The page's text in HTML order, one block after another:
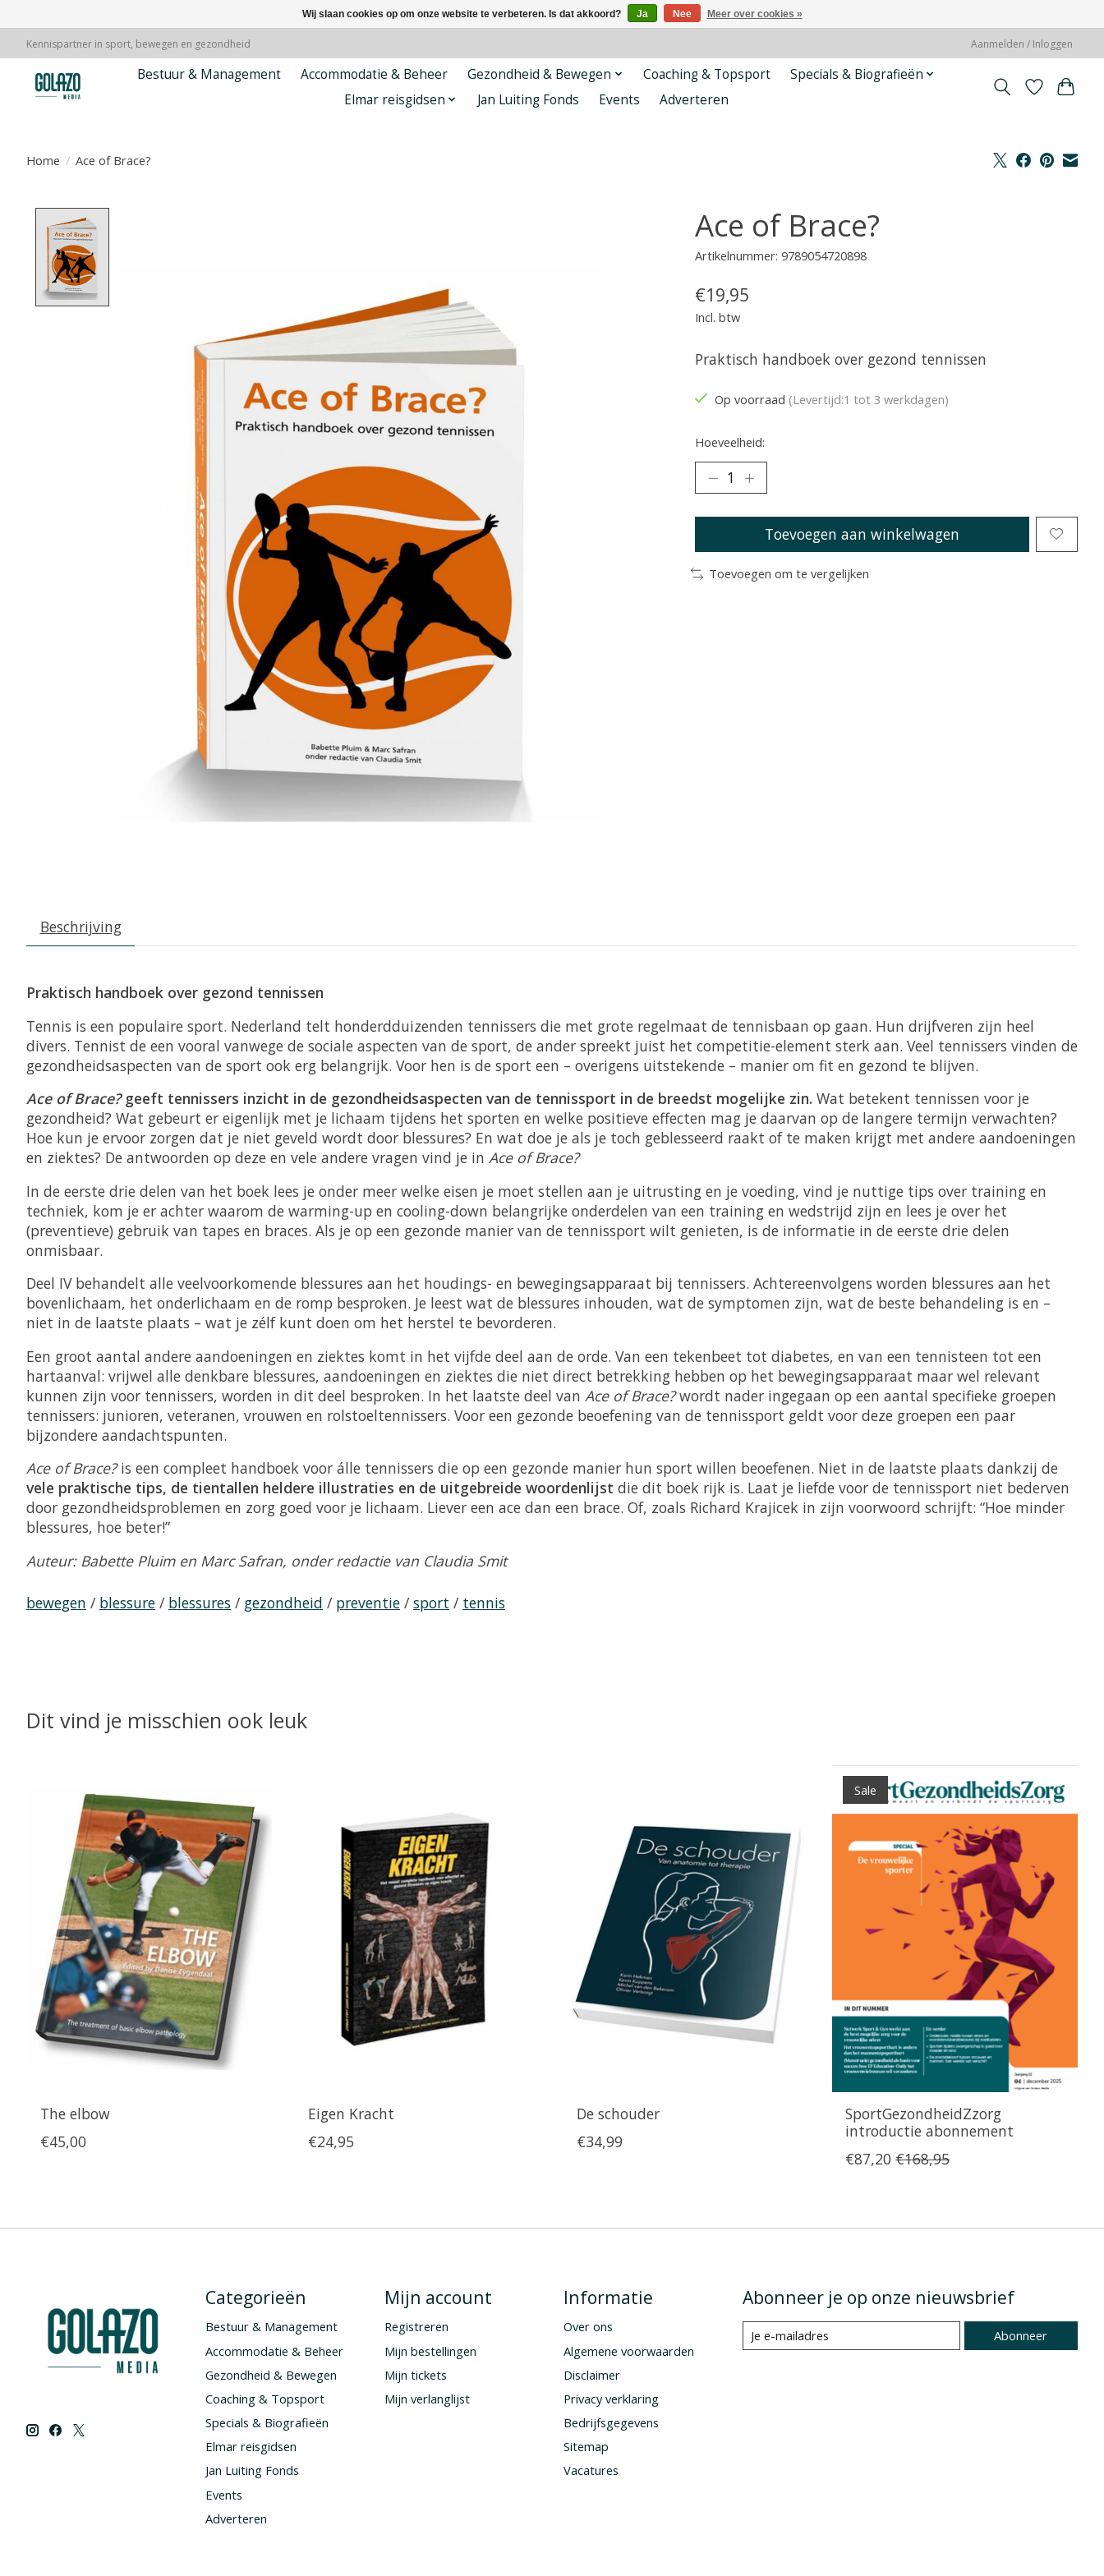
Kennispartner in sport, bewegen en gezondheid Aanmelden / Inloggen
Bestuur & Management Accommodatie & Beheer Gezondheid & Bewegen Coaching & Topsport
Specials & Biografieën
Elmar reisgidsen
Jan Luiting Fonds Events Adverteren
Home / Ace of Brace?
Ace of Brace?
Artikelnummer: 9789054720898
€19,95
Incl. btw
Praktisch handboek over gezond tennissen
Op voorraad (Levertijd:1 tot 3 werkdagen)
Hoeveelheid:
Toevoegen aan winkelwagen
Toevoegen om te vergelijken
Beschrijving
Praktisch handboek over gezond tennissen
Tennis is een populaire sport. Nederland telt honderdduizenden tennissers die met grote regelmaat de tennisbaan op gaan. Hun drijfveren zijn heel
divers. Tennist de een vooral vanwege de sociale aspecten van de sport, de ander spreekt juist het competitie-element sterk aan. Veel tennissers vinden de
gezondheidsaspecten van de sport ook erg belangrijk. Voor hen is de sport een – overigens uitstekende – manier om fit en gezond te blijven.
Ace of Brace?geeft tennissers inzicht in de gezondheidsaspecten van de tennissport in de breedst mogelijke zin. Wat betekent tennissen voor je
gezondheid? Wat gebeurt er eigenlijk met je lichaam tijdens het sporten en welke positieve effecten mag je daarvan op de langere termijn verwachten?
Hoe kun je ervoor zorgen dat je niet geveld wordt door blessures? En wat doe je als je toch geblesseerd raakt of te maken krijgt met andere aandoeningen
en ziektes? De antwoorden op deze en vele andere vragen vind je in Ace of Brace?
In de eerste drie delen van het boek lees je onder meer welke eisen je moet stellen aan je uitrusting en je voeding, vind je nuttige tips over training en
techniek, kom je er achter waarom de warming-up en cooling-down belangrijke onderdelen van een training en wedstrijd zijn en lees je over het
(preventieve) gebruik van tapes en braces. Als je op een gezonde manier van de tennissport wilt genieten, is de informatie in de eerste drie delen
onmisbaar.
Deel IV behandelt alle veelvoorkomende blessures aan het houdings- en bewegingsapparaat bij tennissers. Achtereenvolgens worden blessures aan het
bovenlichaam, het onderlichaam en de romp besproken. Je leest wat de blessures inhouden, wat de symptomen zijn, wat de beste behandeling is en –
niet in de laatste plaats – wat je zélf kunt doen om het herstel te bevorderen.
Een groot aantal andere aandoeningen en ziektes komt in het vijfde deel aan de orde. Van een tekenbeet tot diabetes, en van een tennisteen tot een
hartaanval: vrijwel alle denkbare blessures, aandoeningen en ziektes die niet direct betrekking hebben op het bewegingsapparaat maar wel relevant
kunnen zijn voor tennissers, worden in dit deel besproken. In het laatste deel van Ace of Brace?wordt nader ingegaan op een aantal specifieke groepen
tennissers: junioren, veteranen, vrouwen en rolstoeltennissers. Voor een gezonde beoefening van de tennissport geldt voor deze groepen een paar
bijzondere aandachtspunten.
Ace of Brace?is een compleet handboek voor álle tennissers die op een gezonde manier hun sport willen beoefenen. Niet in de laatste plaats dankzij de
vele praktische tips, de tientallen heldere illustraties en de uitgebreide woordenlijst die dit boek rijk is. Laat je liefde voor de tennissport niet bederven
door gezondheidsproblemen en zorg goed voor je lichaam. Liever een ace dan een brace. Of, zoals Richard Krajicek in zijn voorwoord schrijft: “Hoe minder
blessures, hoe beter!”
Auteur: Babette Pluim en Marc Safran, onder redactie van Claudia Smit
bewegen / blessure / blessures / gezondheid / preventie / sport / tennis
Dit vind je misschien ook leuk
The elbow
€45,00
Eigen Kracht
€24,95
De schouder
€34,99
Sale
SportGezondheidZzorg
introductie abonnement
€87,20 €168,95
Categorieën
Bestuur & Management
Accommodatie & Beheer
Gezondheid & Bewegen
Coaching & Topsport
Specials & Biografieën
Elmar reisgidsen
Jan Luiting Fonds
Events
Adverteren
Mijn account
Registreren
Mijn bestellingen
Mijn tickets
Mijn verlanglijst
Informatie
Over ons
Algemene voorwaarden
Disclaimer
Privacy verklaring
Bedrijfsgegevens
Sitemap
Vacatures
Abonneer je op onze nieuwsbrief
Abonneer
Wij slaan cookies op om onze website te verbeteren. Is dat akkoord? Ja Nee Meer over cookies »